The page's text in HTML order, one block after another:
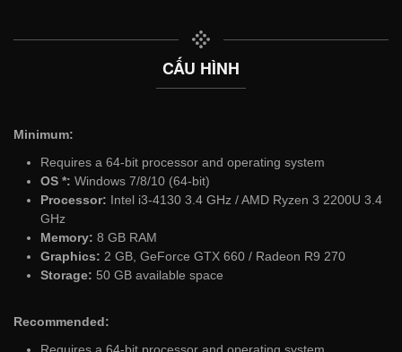
CẤU HÌNH
Minimum:
Requires a 64-bit processor and operating system
OS *: Windows 7/8/10 (64-bit)
Processor: Intel i3-4130 3.4 GHz / AMD Ryzen 3 2200U 3.4
GHz
Memory: 8 GB RAM
Graphics: 2 GB, GeForce GTX 660 / Radeon R9 270
Storage: 50 GB available space
Recommended:
Requires a 64-bit processor and operating system